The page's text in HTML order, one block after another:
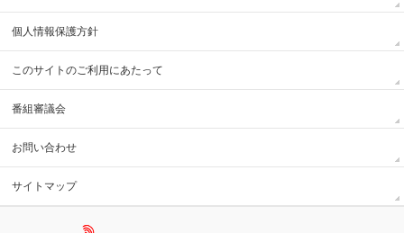
個人情報保護方針
このサイトのご利用にあたって
番組審議会
お問い合わせ
サイトマップ